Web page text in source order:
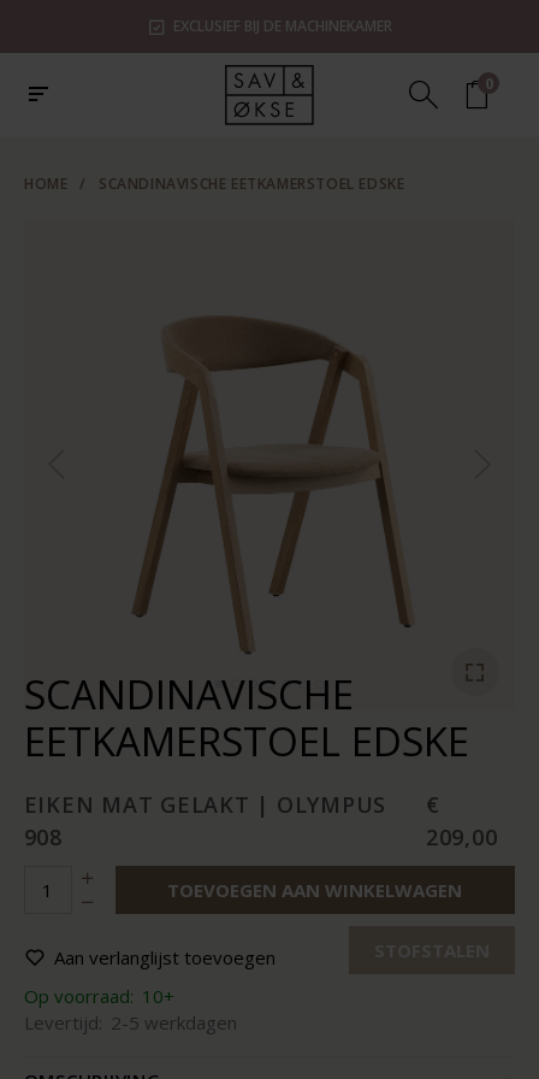
EXCLUSIEF BIJ DE MACHINEKAMER
0
HOME / SCANDINAVISCHE EETKAMERSTOEL EDSKE
SCANDINAVISCHE
EETKAMERSTOEL EDSKE
EIKEN MAT GELAKT | OLYMPUS
908
€
209,00
TOEVOEGEN AAN WINKELWAGEN
Aan verlanglijst toevoegen
Op voorraad: 10+
Levertijd: 2-5 werkdagen